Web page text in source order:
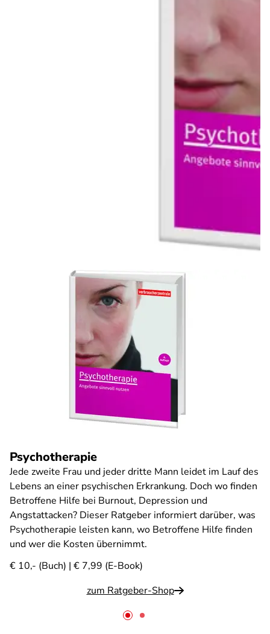
Psychotherapie
Jede zweite Frau und jeder dritte Mann leidet im Lauf des
Lebens an einer psychischen Erkrankung. Doch wo finden
Betroffene Hilfe bei Burnout, Depression und
Angstattacken? Dieser Ratgeber informiert darüber, was
Psychotherapie leisten kann, wo Betroffene Hilfe finden
und wer die Kosten übernimmt.
€ 10,- (Buch) | € 7,99 (E-Book)
zum Ratgeber-Shop